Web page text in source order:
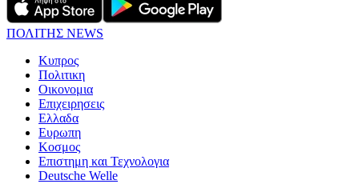
ΠΟΛΙΤΗΣ NEWS
Κυπρος
Πολιτικη
Οικονομια
Επιχειρησεις
Ελλαδα
Ευρωπη
Κοσμος
Επιστημη και Τεχνολογια
Deutsche Welle